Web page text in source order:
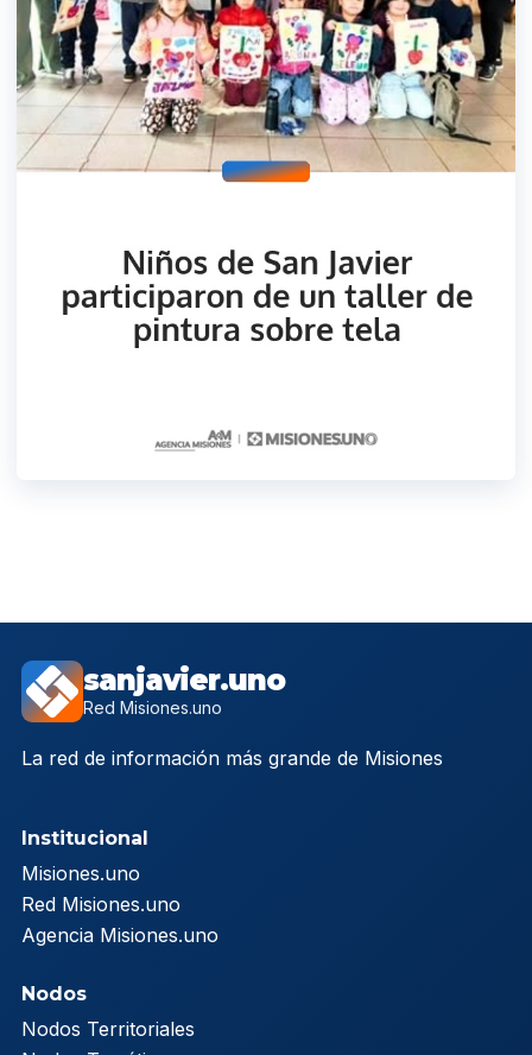
sanjavier.uno
Red Misiones.uno
La red de información más grande de Misiones
Institucional
Misiones.uno
Red Misiones.uno
Agencia Misiones.uno
Nodos
Nodos Territoriales